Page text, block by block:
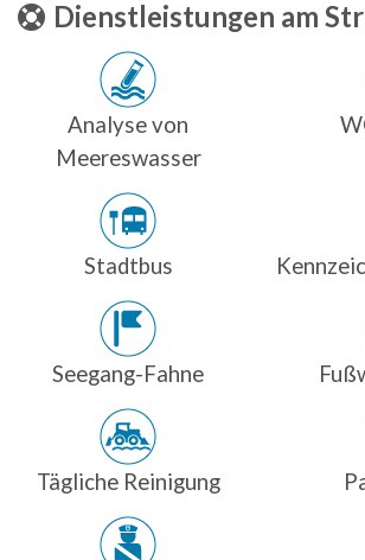
Dienstleistungen am
Analyse von
Meereswasser
Stadtbus
Seegang-Fahne
Tägliche Reinigung